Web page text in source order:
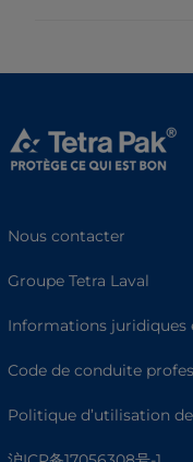
Nous contacter
Groupe Tetra Laval
Informations
Code de conduite
Politique d’utilisation